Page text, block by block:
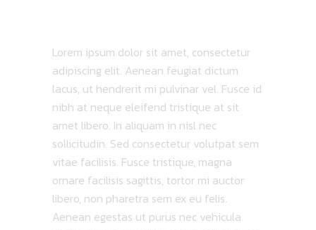
Lorem ipsum dolor sit amet, consectetur
adipiscing elit. Aenean feugiat dictum
lacus, ut hendrerit mi pulvinar vel. Fusce id
nibh at neque eleifend tristique at sit
amet libero. In aliquam in nisl nec
sollicitudin. Sed consectetur volutpat sem
vitae facilisis. Fusce tristique, magna
ornare facilisis sagittis, tortor mi auctor
libero, non pharetra sem ex eu felis.
Aenean egestas ut purus nec vehicula.